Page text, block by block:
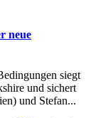
neue
siegt
und sichert
und Stefan...